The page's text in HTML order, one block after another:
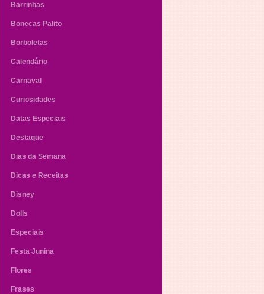
Barrinhas
Bonecas Palito
Borboletas
Calendário
Carnaval
Curiosidades
Datas Especiais
Destaque
Dias da Semana
Dicas e Receitas
Disney
Dolls
Especiais
Festa Junina
Flores
Frases